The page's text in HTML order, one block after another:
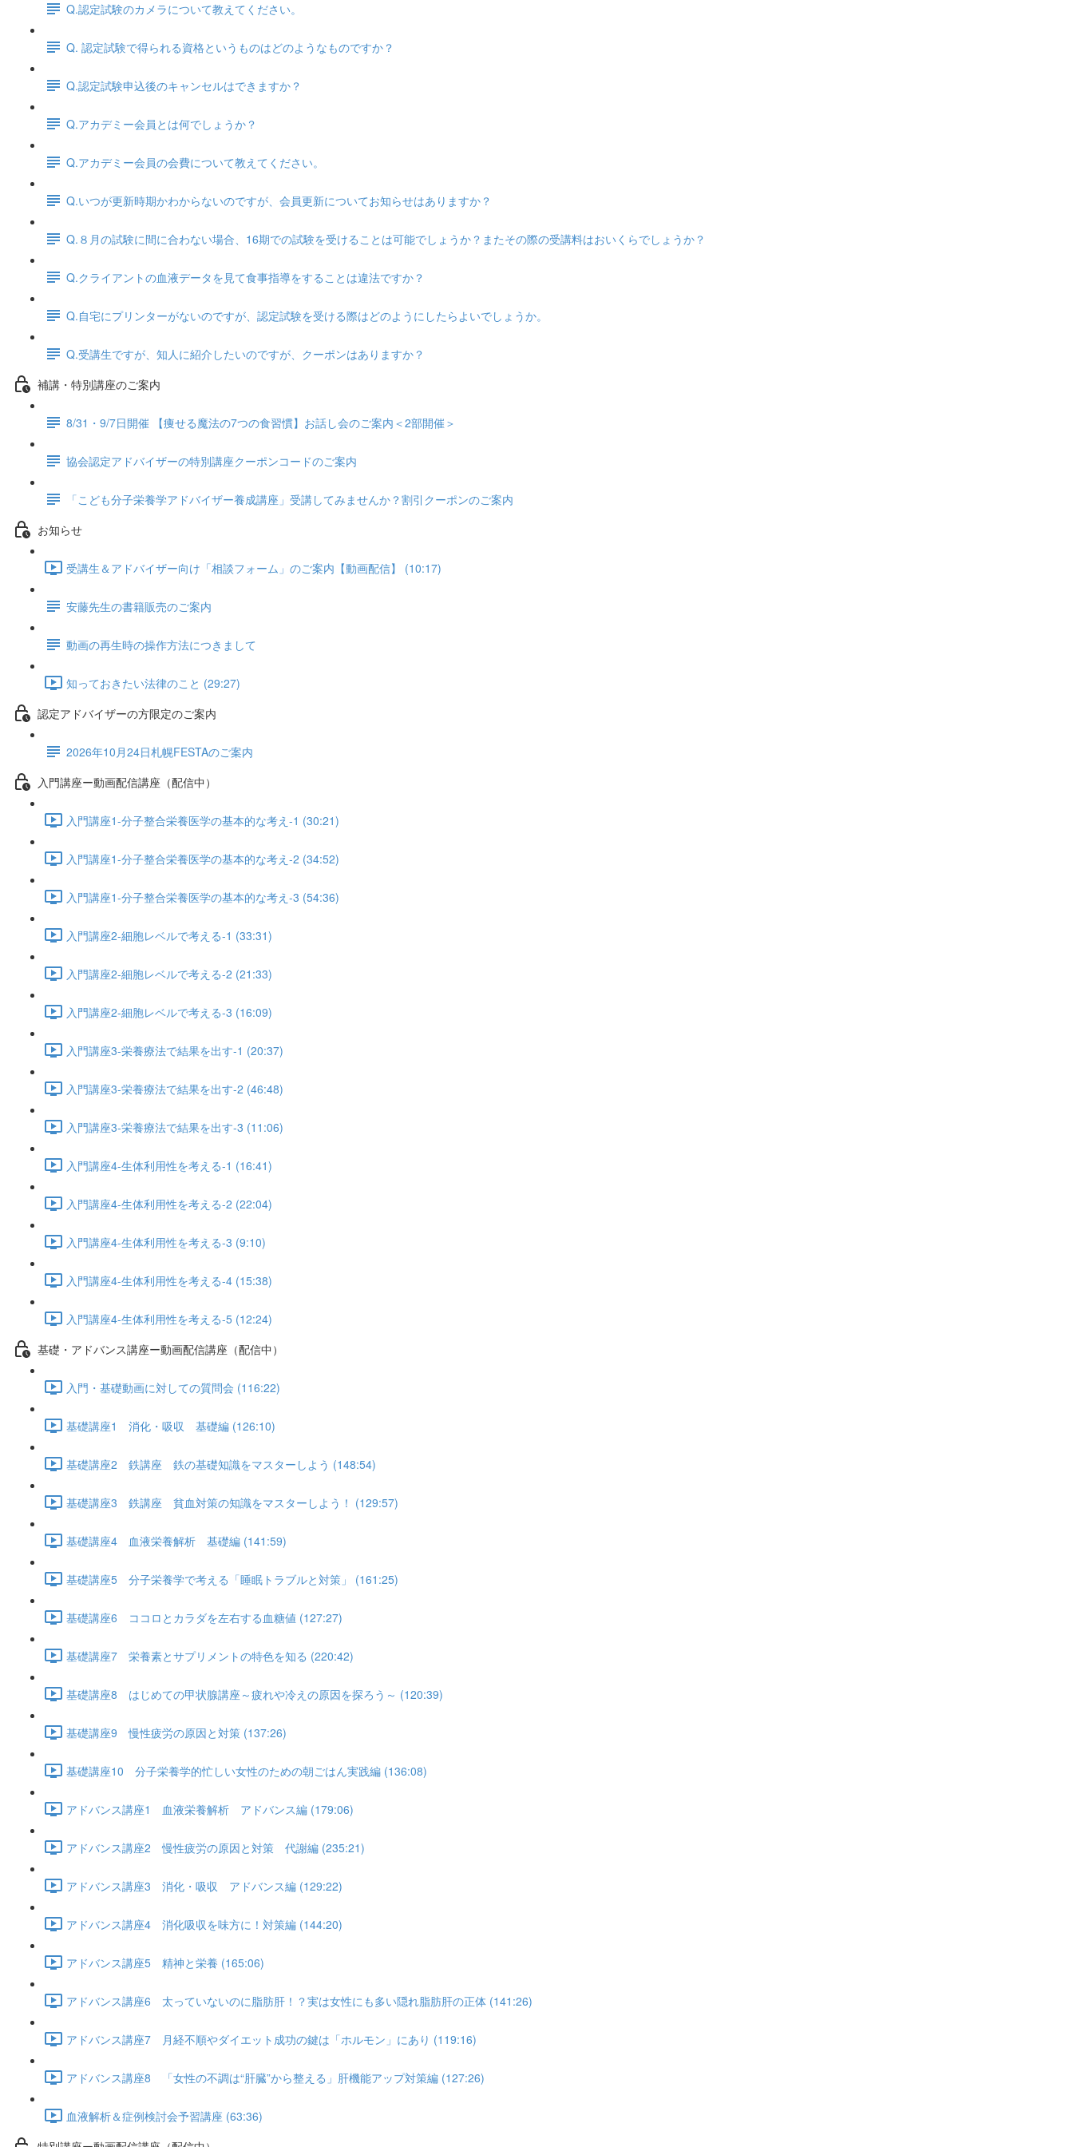
Q.認定試験のカメラについて教えてください。
Q. 認定試験で得られる資格というものはどのようなものですか？
Q.認定試験申込後のキャンセルはできますか？
Q.アカデミー会員とは何でしょうか？
Q.アカデミー会員の会費について教えてください。
Q.いつが更新時期かわからないのですが、会員更新についてお知らせはありますか？
Q.８月の試験に間に合わない場合、16期での試験を受けることは可能でしょうか？またその際の受講料はおいくらでしょうか？
Q.クライアントの血液データを見て食事指導をすることは違法ですか？
Q.自宅にプリンターがないのですが、認定試験を受ける際はどのようにしたらよいでしょうか。
Q.受講生ですが、知人に紹介したいのですが、クーポンはありますか？
補講・特別講座のご案内
8/31・9/7日開催 【痩せる魔法の7つの食習慣】お話し会のご案内＜2部開催＞
協会認定アドバイザーの特別講座クーポンコードのご案内
「こども分子栄養学アドバイザー養成講座」受講してみませんか？割引クーポンのご案内
お知らせ
受講生＆アドバイザー向け「相談フォーム」のご案内【動画配信】 (10:17)
安藤先生の書籍販売のご案内
動画の再生時の操作方法につきまして
知っておきたい法律のこと (29:27)
認定アドバイザーの方限定のご案内
2026年10月24日札幌FESTAのご案内
入門講座ー動画配信講座（配信中）
入門講座1-分子整合栄養医学の基本的な考え-1 (30:21)
入門講座1-分子整合栄養医学の基本的な考え-2 (34:52)
入門講座1-分子整合栄養医学の基本的な考え-3 (54:36)
入門講座2-細胞レベルで考える-1 (33:31)
入門講座2-細胞レベルで考える-2 (21:33)
入門講座2-細胞レベルで考える-3 (16:09)
入門講座3-栄養療法で結果を出す-1 (20:37)
入門講座3-栄養療法で結果を出す-2 (46:48)
入門講座3-栄養療法で結果を出す-3 (11:06)
入門講座4-生体利用性を考える-1 (16:41)
入門講座4-生体利用性を考える-2 (22:04)
入門講座4-生体利用性を考える-3 (9:10)
入門講座4-生体利用性を考える-4 (15:38)
入門講座4-生体利用性を考える-5 (12:24)
基礎・アドバンス講座ー動画配信講座（配信中）
入門・基礎動画に対しての質問会 (116:22)
基礎講座1 消化・吸収 基礎編 (126:10)
基礎講座2 鉄講座 鉄の基礎知識をマスターしよう (148:54)
基礎講座3 鉄講座 貧血対策の知識をマスターしよう！ (129:57)
基礎講座4 血液栄養解析 基礎編 (141:59)
基礎講座5 分子栄養学で考える「睡眠トラブルと対策」 (161:25)
基礎講座6 ココロとカラダを左右する血糖値 (127:27)
基礎講座7 栄養素とサプリメントの特色を知る (220:42)
基礎講座8 はじめての甲状腺講座～疲れや冷えの原因を探ろう～ (120:39)
基礎講座9 慢性疲労の原因と対策 (137:26)
基礎講座10 分子栄養学的忙しい女性のための朝ごはん実践編 (136:08)
アドバンス講座1 血液栄養解析 アドバンス編 (179:06)
アドバンス講座2 慢性疲労の原因と対策 代謝編 (235:21)
アドバンス講座3 消化・吸収 アドバンス編 (129:22)
アドバンス講座4 消化吸収を味方に！対策編 (144:20)
アドバンス講座5 精神と栄養 (165:06)
アドバンス講座6 太っていないのに脂肪肝！？実は女性にも多い隠れ脂肪肝の正体 (141:26)
アドバンス講座7 月経不順やダイエット成功の鍵は「ホルモン」にあり (119:16)
アドバンス講座8 「女性の不調は“肝臓”から整える」肝機能アップ対策編 (127:26)
血液解析＆症例検討会予習講座 (63:36)